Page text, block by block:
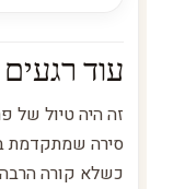
עוד
זה היה טיול של
סירה שמתקדמת
כשלא קורה